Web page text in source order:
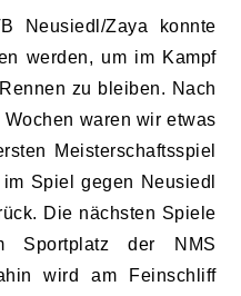
Neusiedl/Zaya konnte
werden, um im Kampf
zu bleiben. Nach
waren wir etwas
Meisterschaftsspiel
Spiel gegen Neusiedl
Die nächsten Spiele
der NMS
wird am Feinschliff